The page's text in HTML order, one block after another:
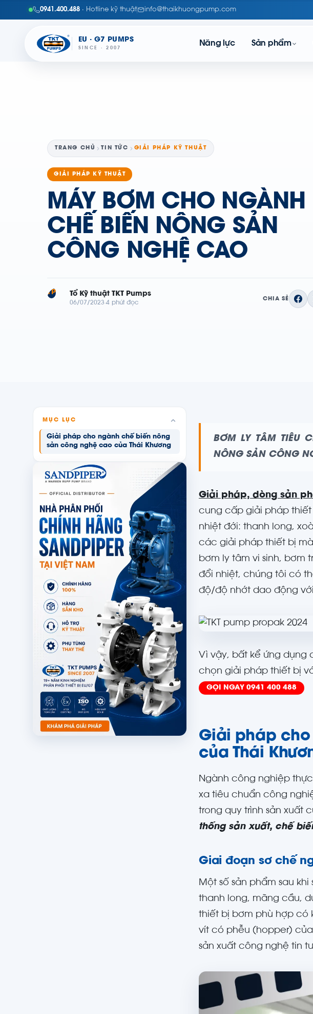
0941.400.488 · Hotline kỹ thuật info@thaikhuongpump.com
EU · G7 PUMPS
SINCE · 2007
Năng lực Sản phẩm
TRANG CHỦ TIN TỨC GIẢI PHÁP KỸ THUẬT
GIẢI PHÁP KỸ THUẬT
MÁY BƠM CHO NGÀNH
CHẾ BIẾN NÔNG SẢN
CÔNG NGHỆ CAO
TP Tổ Kỹ thuật TKT Pumps
06/07/2023 4 phút đọc
CHIA SẺ
MỤC LỤC
Giải pháp cho ngành chế biến nông
sản công nghệ cao của Thái Khương
BƠM LY TÂM TIÊU
NÔNG SẢN CÔNG
Giải pháp, dòng sản
cung cấp giải pháp
nhiệt đới: thanh long,
các giải pháp thiết bị
bơm ly tâm vi sinh, bơm
đổi nhiệt, chúng tôi có
độ/độ nhớt dao động với
Vì vậy, bất kể ứng dụng
chọn giải pháp thiết bị
GỌI NGAY 0941 400 488
Giải pháp
của Thái
Ngành công nghiệp
xa tiêu chuẩn công
trong quy trình sản xuất
thống sản xuất, chế
Giai đoạn sơ chế
Một số sản phẩm sau
thanh long, mãng cầu,
thiết bị bơm phù hợp có
vít có phễu (hopper)
sản xuất công nghệ tin